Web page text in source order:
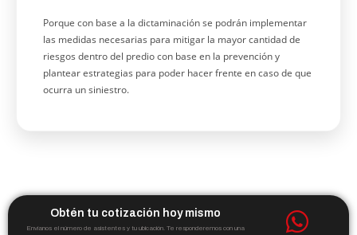
Porque con base a la dictaminación se podrán implementar
las medidas necesarias para mitigar la mayor cantidad de
riesgos dentro del predio con base en la prevención y
plantear estrategias para poder hacer frente en caso de que
ocurra un siniestro.
Obtén tu cotización hoy mismo
Envíanos el número de asistentes y tu ubicación. Te responderemos con una